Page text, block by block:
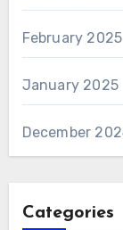
February 2025
January 2025
December
Categories